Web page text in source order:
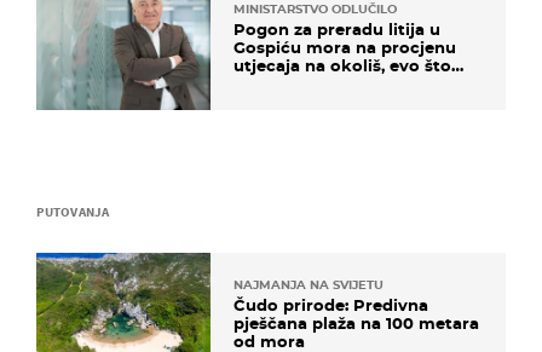
PUTOVANJA
NAJMANJA NA SVIJETU
Čudo prirode: Predivna
pješčana plaža na 100 metara
od mora
MINISTARSTVO ODLUČILO
Pogon za preradu litija u
Gospiću mora na procjenu
utjecaja na okoliš, evo što